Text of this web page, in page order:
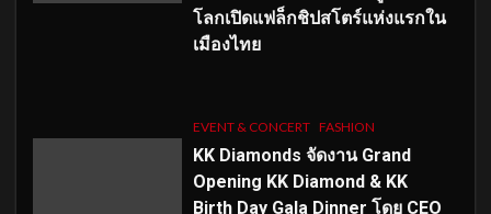
โลกเปิดแฟล็กชิปสโตร์แห่งแรกใน
เมืองไทย
EVENT & CONCERT FASHION
KK Diamonds จัดงาน Grand
Opening KK Diamond & KK
Birth Day Gala Dinner โดย CEO